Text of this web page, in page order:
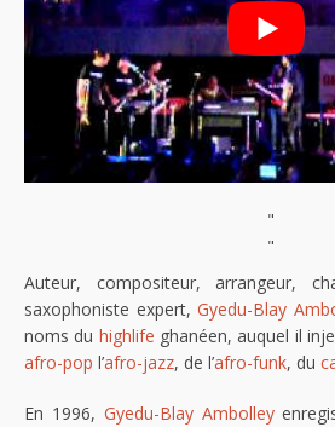
"
"
Auteur, compositeur, arrangeur,
saxophoniste expert,Gyedu-Blay
noms du highlife ghanéen, auquel il
afro-pop l’afro-jazz, de l’afro-funk, du
En 1996, Gyedu-Blay Ambolley